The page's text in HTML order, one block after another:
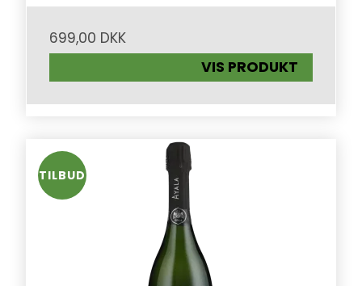
699,00 DKK
VIS PRODUKT
TILBUD